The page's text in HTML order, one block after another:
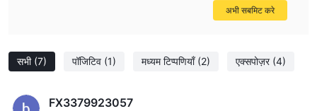
सभी (7) पॉजिटिव (1) मध्यम टिप्पणियाँ (2) एक्सपोज़र (4)
FX3379923057
अभी सबमिट करे